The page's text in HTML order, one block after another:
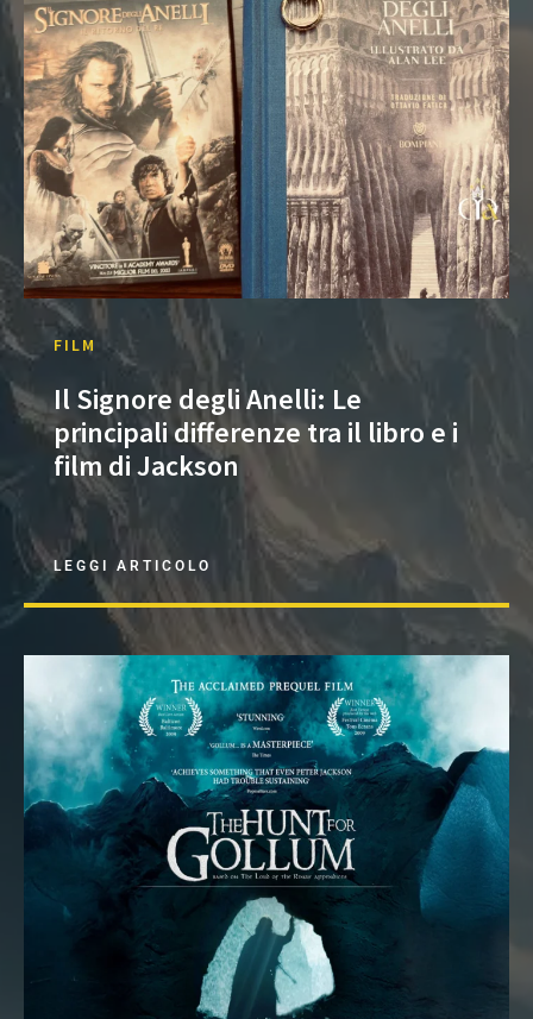
FILM
Il Signore degli Anelli: Le
principali differenze tra il libro e i
film di Jackson
LEGGI ARTICOLO